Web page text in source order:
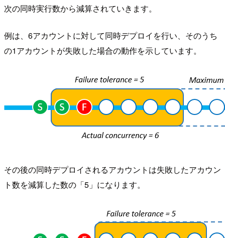
次の同時実行数から減算されていきます。
例は、6アカウントに対して同時デプロイを行い、そのうち
の1アカウントが失敗した場合の動作を示しています。
その後の同時デプロイされるアカウントは失敗したアカウン
ト数を減算した数の「5」になります。